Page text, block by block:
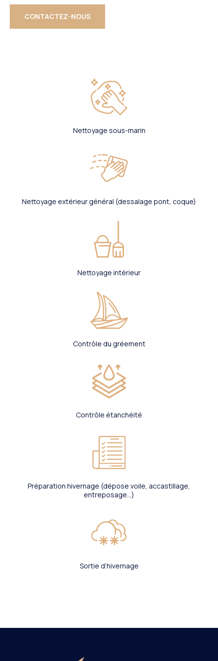
CONTACTEZ-NOUS
Nettoyage sous-marin
Nettoyage extérieur général (dessalage pont, coque)
Nettoyage intérieur
Contrôle du gréement
Contrôle étanchéité
Préparation hivernage (dépose voile, accastillage,
entreposage…)
Sortie d’hivernage